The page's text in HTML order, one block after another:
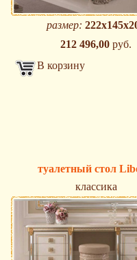
размер:
212 496,00 руб.
В корзину
туалетный стол
классика